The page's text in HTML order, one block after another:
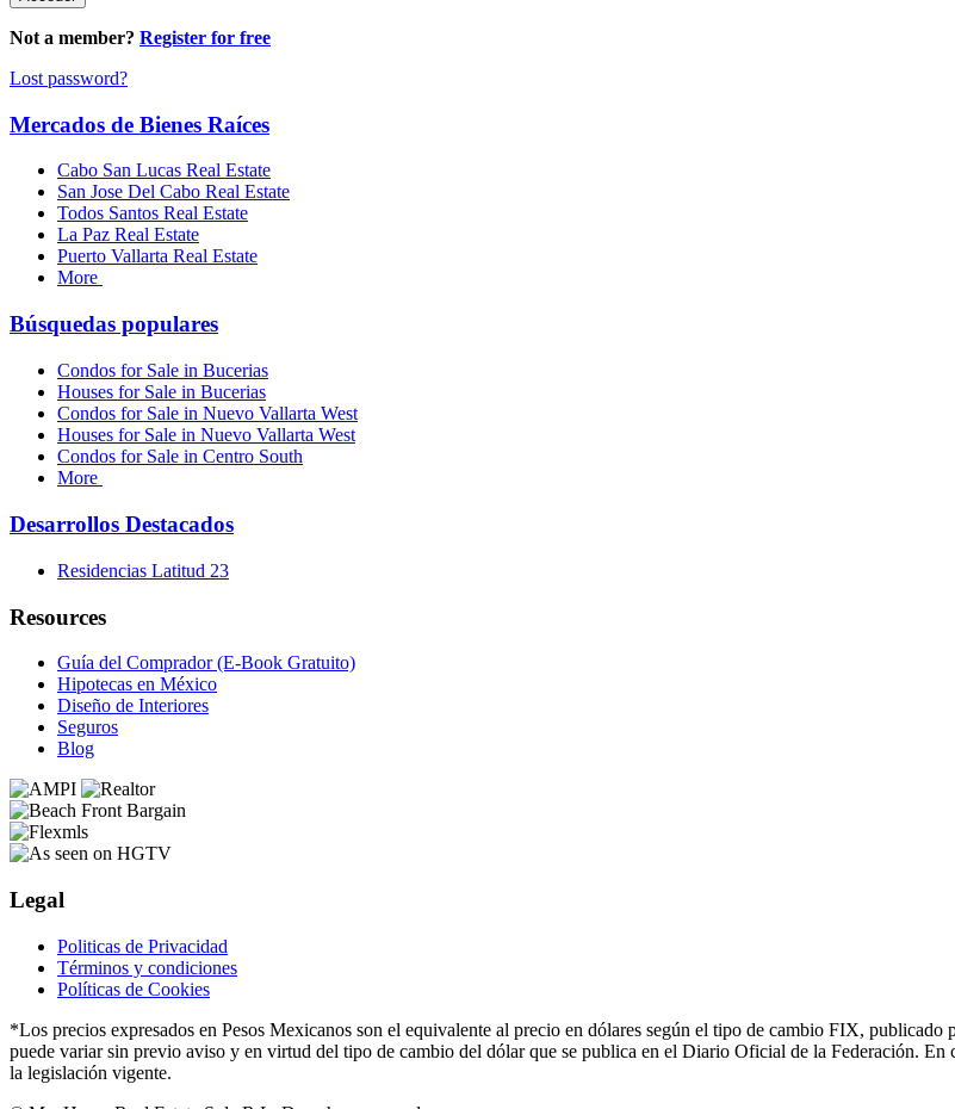
Not a member? Register for free
Lost password?
Mercados de Bienes Raíces
Cabo San Lucas Real Estate
San Jose Del Cabo Real Estate
Todos Santos Real Estate
La Paz Real Estate
Puerto Vallarta Real Estate
More
Búsquedas populares
Condos for Sale in Bucerias
Houses for Sale in Bucerias
Condos for Sale in Nuevo Vallarta West
Houses for Sale in Nuevo Vallarta West
Condos for Sale in Centro South
More
Desarrollos Destacados
Residencias Latitud 23
Resources
Guía del Comprador (E-Book Gratuito)
Hipotecas en México
Diseño de Interiores
Seguros
Blog
Legal
Politicas de Privacidad
Términos y condiciones
Políticas de Cookies
*Los precios expresados ​​en Pesos Mexicanos son el equivalente al precio en dólares según el tipo de cambio FIX,
puede variar sin previo aviso y en virtud del tipo de cambio del dólar que se publica en el Diario Oficial de la Federación.
la legislación vigente.